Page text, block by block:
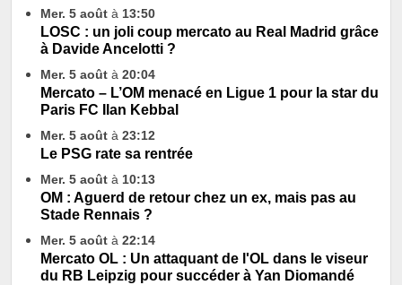
Mer. 5 août à 13:50
LOSC : un joli coup mercato au Real Madrid grâce
à Davide Ancelotti ?
Mer. 5 août à 20:04
Mercato – L’OM menacé en Ligue 1 pour la star du
Paris FC Ilan Kebbal
Mer. 5 août à 23:12
Le PSG rate sa rentrée
Mer. 5 août à 10:13
OM : Aguerd de retour chez un ex, mais pas au
Stade Rennais ?
Mer. 5 août à 22:14
Mercato OL : Un attaquant de l'OL dans le viseur
du RB Leipzig pour succéder à Yan Diomandé